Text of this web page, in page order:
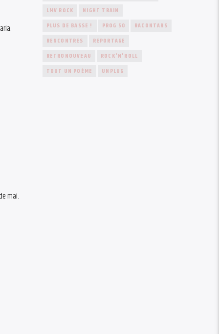
mai.
LMV ROCK
NIGHT TRAIN
PLUS DE BASSE !
PROG 50
RACONTARS
RENCONTRES
REPORTAGE
RETRONOUVEAU
ROCK'N'ROLL
TOUT UN POÈME
UNPLUG